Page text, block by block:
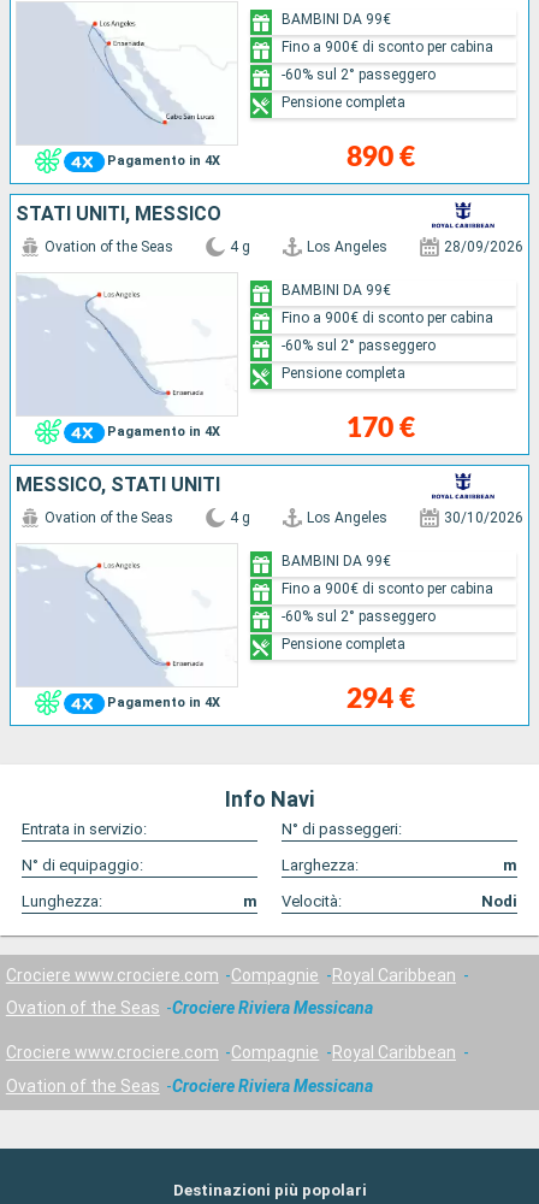
Pagamento in 4X 890 €
BAMBINI DA 99€
Fino a 900€ di sconto per cabina
-60% sul 2° passeggero
Pensione completa
STATI UNITI, MESSICO
Pagamento in 4X
Ovation of the Seas 4 g Los Angeles 28/09/2026
170 €
BAMBINI DA 99€
Fino a 900€ di sconto per cabina
-60% sul 2° passeggero
Pensione completa
MESSICO, STATI UNITI
Pagamento in 4X
Ovation of the Seas 4 g Los Angeles 30/10/2026
294 €
BAMBINI DA 99€
Fino a 900€ di sconto per cabina
-60% sul 2° passeggero
Pensione completa
Info Navi
Entrata in servizio:
N° di passeggeri:
N° di equipaggio:
Larghezza:
m
Lunghezza:
m Velocità: Nodi
Crociere www.crociere.com Compagnie
Royal Caribbean
Ovation of the Seas
Crociere Riviera Messicana
Crociere www.crociere.com Compagnie
Royal Caribbean
Ovation of the Seas
Crociere Riviera Messicana
Destinazioni più popolari